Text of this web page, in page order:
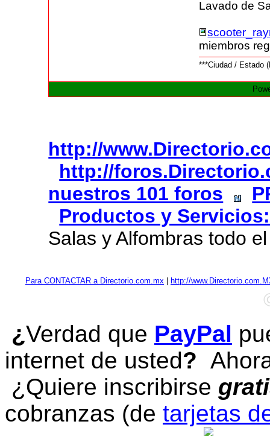
Lavado de
miembros
***Ciudad / Estado
http://
http://
nuestros 101 foros
Productos y
Salas y Alfombras todo
Para CONTACTAR a Directorio.com.mx http://
¿Verdad que PayPal
internet de usted?
¿Quiere inscribirse
cobranzas (de tarjetas